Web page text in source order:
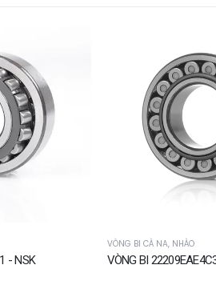
- NSK
VÒNG BI CÀ NA, NHÀO
VÒNG BI